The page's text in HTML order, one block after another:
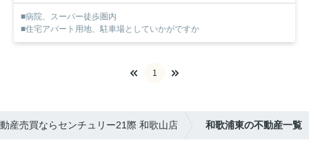
■病院、スーパー徒歩圏内
■住宅アパート用地、駐車場としていかがですか
1
産売買ならセンチュリー21際 和歌山店 和歌浦東の不動産一覧